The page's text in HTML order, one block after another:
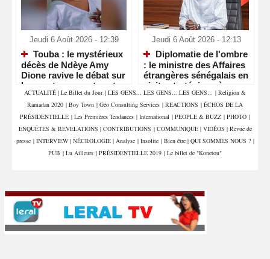
Jeudi 6 Août 2026 - 12:39
Touba : le mystérieux
décès de Ndèye Amy
Dione ravive le débat sur
les morts suspectes et
l'indispensable recours à
la vérité scientifique
Jeudi 6 Août 2026 - 12:13
Diplomatie de l'ombre
: le ministre des Affaires
étrangères sénégalais en
visite stratégique à
Bissau
ACTUALITÉ | Le Billet du Jour | LES GENS... LES GENS... LES GENS... | Religion &
Ramadan 2020 | Boy Town | Géo Consulting Services | REACTIONS | ÉCHOS DE LA
PRÉSIDENTIELLE | Les Premières Tendances | International | PEOPLE & BUZZ | PHOTO |
ENQUÊTES & REVELATIONS | CONTRIBUTIONS | COMMUNIQUE | VIDÉOS | Revue de
presse | INTERVIEW | NÉCROLOGIE | Analyse | Insolite | Bien être | QUI SOMMES NOUS ? |
PUB | Lu Ailleurs | PRÉSIDENTIELLE 2019 | Le billet de "Konetou"